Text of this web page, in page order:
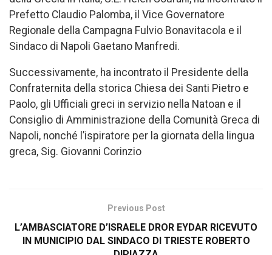
Prefetto Claudio Palomba, il Vice Governatore
Regionale della Campagna Fulvio Bonavitacola e il
Sindaco di Napoli Gaetano Manfredi.
Successivamente, ha incontrato il Presidente della
Confraternita della storica Chiesa dei Santi Pietro e
Paolo, gli Ufficiali greci in servizio nella Natoan e il
Consiglio di Amministrazione della Comunità Greca di
Napoli, nonché l’ispiratore per la giornata della lingua
greca, Sig. Giovanni Corinzio
Previous Post
L’AMBASCIATORE D’ISRAELE DROR EYDAR RICEVUTO
IN MUNICIPIO DAL SINDACO DI TRIESTE ROBERTO